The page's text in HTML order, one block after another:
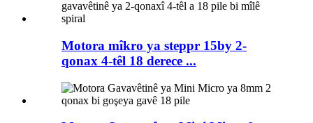
Motora mîkro ya steppr 15by 2-
qonax 4-têl 18 derece ...